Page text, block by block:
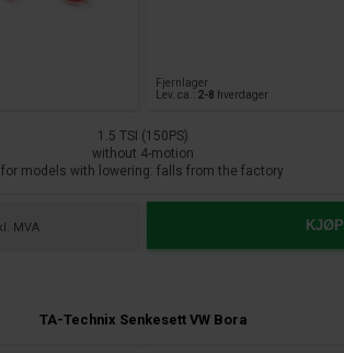
Fjernlager
Lev. ca.: 2-8 hverdager
1.5 TSI (150PS)
without 4-motion
for models with lowering: falls from the factory
KJØP
TA-Technix Senkesett VW Bora